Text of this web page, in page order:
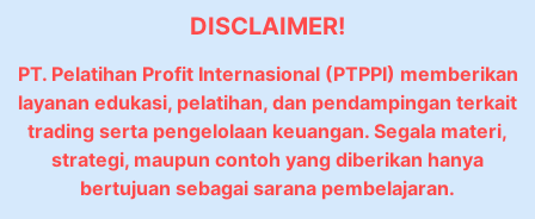
DISCLAIMER!
PT. Pelatihan Profit Internasional (PTPPI) memberikan
layanan edukasi, pelatihan, dan pendampingan terkait
trading serta pengelolaan keuangan. Segala materi,
strategi, maupun contoh yang diberikan hanya
bertujuan sebagai sarana pembelajaran.